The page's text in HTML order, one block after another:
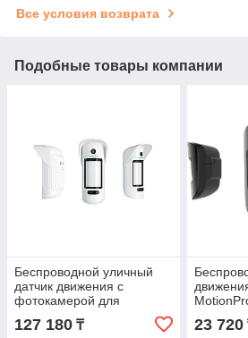
Все условия возврата
Подобные товары компании
Беспроводной уличный
датчик движения с
фотокамерой для
верификации тревог Ajax
MotionCam Outdoor
127 180 ₸ 23 720